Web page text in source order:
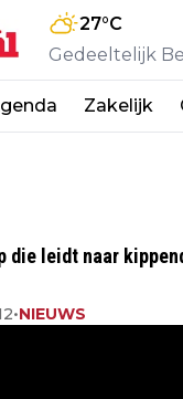
27°C
Gedeeltelijk
Zakelijk
die leidt naar
•NIEUWS